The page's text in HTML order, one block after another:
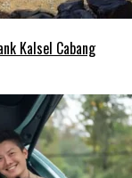
Kalsel Cabang